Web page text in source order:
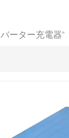
ーター充電器"